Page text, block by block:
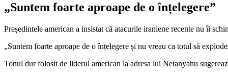
„Suntem foarte aproape de o înțelegere”
Președintele american a insistat că atacurile iraniene recente nu îi
„Suntem foarte aproape de o înțelegere și nu vreau ca totul să
Tonul dur folosit de liderul american la adresa lui Netanyahu